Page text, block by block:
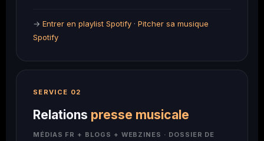
→Entrer en playlist Spotify ·Pitcher sa musique
Spotify
SERVICE 02
Relations presse musicale
MÉDIAS FR + BLOGS + WEBZINES · DOSSIER DE